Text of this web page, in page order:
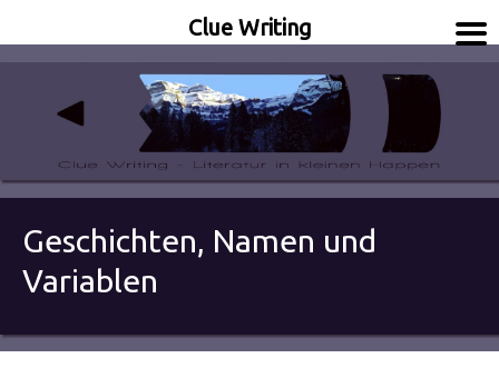
Clue Writing
Geschichten, Namen und
Variablen
Clue Writing